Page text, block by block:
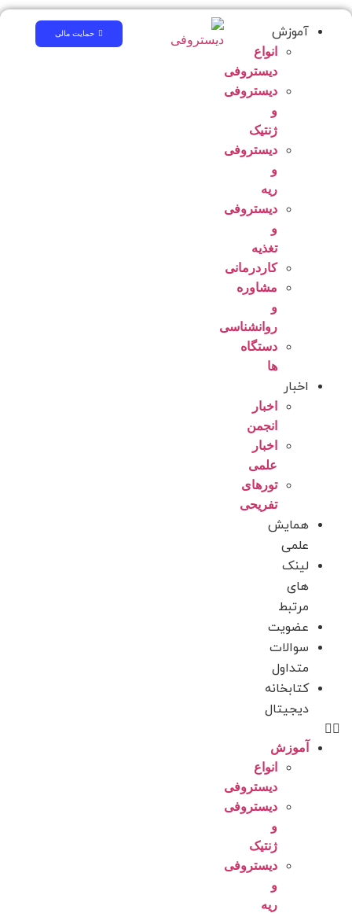
آموزش
انواع
دیستروفی
دیستروفی
و
ژنتیک
دیستروفی
و
ریه
دیستروفی
و
تغذیه
کاردرمانی
مشاوره
و
روانشناسی
دستگاه
ها
اخبار
اخبار
انجمن
اخبار
علمی
تورهای
تفریحی
همایش
علمی
لینک
های
مرتبط
عضویت
سوالات
متداول
کتابخانه
دیجیتال
آموزش
انواع
دیستروفی
دیستروفی
و
ژنتیک
دیستروفی
و
ریه
حمایت مالی